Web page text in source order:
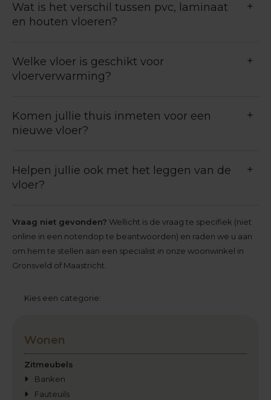
Kies een categorie:
Wonen
Zitmeubels
Banken
Fauteuils
Wat is het verschil tussen pvc, laminaat
en houten vloeren?
Welke vloer is geschikt voor
vloerverwarming?
Komen jullie thuis inmeten voor een
nieuwe vloer?
Helpen jullie ook met het leggen van de
vloer?
Vraag niet gevonden? Wellicht is de vraag te specifiek (niet
online in een notendop te beantwoorden) en raden we u aan
om hem te stellen aan een specialist in onze woonwinkel in
Gronsveld of Maastricht.